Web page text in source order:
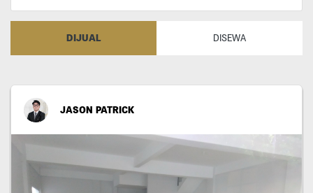
DIJUAL DISEWA
JASON PATRICK